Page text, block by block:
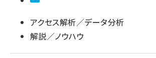
アクセス解析／データ分析
解説／ノウハウ